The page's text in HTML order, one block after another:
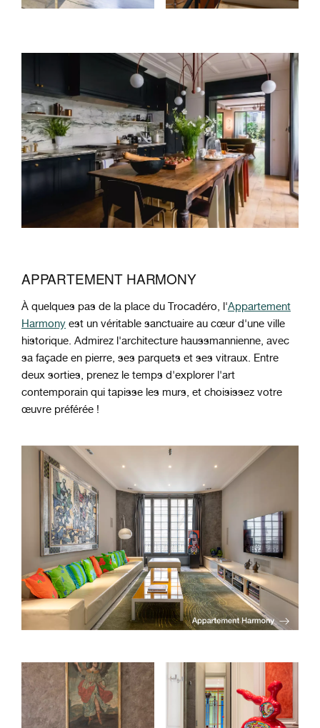
APPARTEMENT HARMONY
À quelques pas de la place du Trocadéro, l'Appartement
Harmony est un véritable sanctuaire au cœur d'une ville
historique. Admirez l'architecture haussmannienne, avec
sa façade en pierre, ses parquets et ses vitraux. Entre
deux sorties, prenez le temps d'explorer l'art
contemporain qui tapisse les murs, et choisissez votre
œuvre préférée !